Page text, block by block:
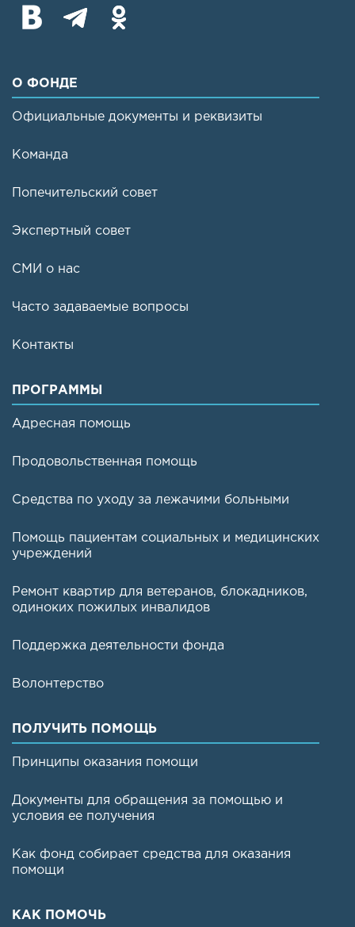
О ФОНДЕ
Официальные документы и реквизиты
Команда
Попечительский совет
Экспертный совет
СМИ о нас
Часто задаваемые вопросы
Контакты
ПРОГРАММЫ
Адресная помощь
Продовольственная помощь
Средства по уходу за лежачими больными
Помощь пациентам социальных и медицинских
учреждений
Ремонт квартир для ветеранов, блокадников,
одиноких пожилых инвалидов
Поддержка деятельности фонда
Волонтерство
ПОЛУЧИТЬ ПОМОЩЬ
Принципы оказания помощи
Документы для обращения за помощью и
условия ее получения
Как фонд собирает средства для оказания
помощи
КАК ПОМОЧЬ